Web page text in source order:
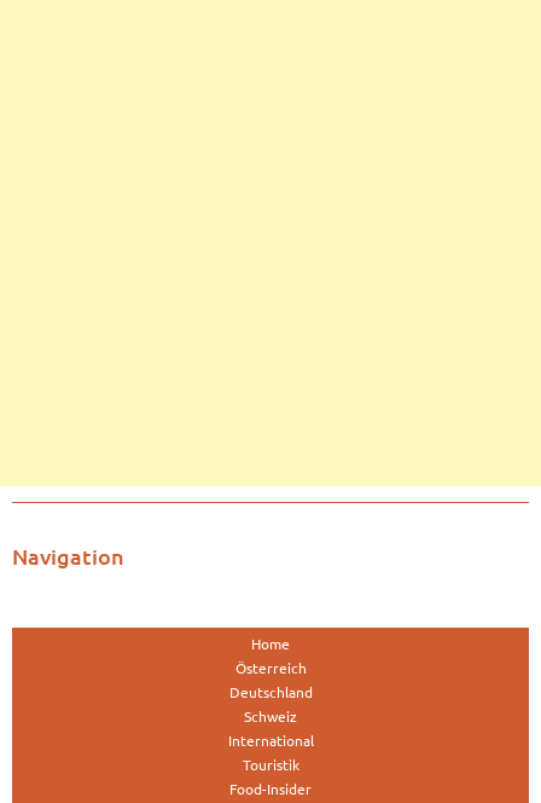
Navigation
Home
Österreich
Deutschland
Schweiz
International
Touristik
Food-Insider